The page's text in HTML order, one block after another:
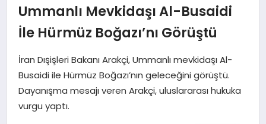
MAGAZIN
SPOR
TEKNOLOJI
Ummanlı Mevkidaşı Al-Busaidi
İle Hürmüz Boğazı’nı Görüştü
İran Dışişleri Bakanı Arakçi, Ummanlı mevkidaşı Al-
Busaidi ile Hürmüz Boğazı’nın geleceğini görüştü.
Dayanışma mesajı veren Arakçi, uluslararası hukuka
vurgu yaptı.